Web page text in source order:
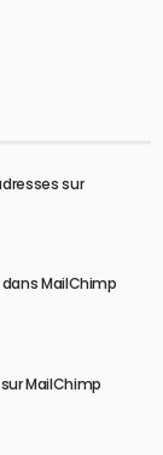
sur
MailChimp
MailChimp